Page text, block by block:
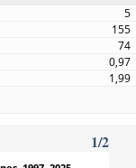
5
155
74
0,97
1,99